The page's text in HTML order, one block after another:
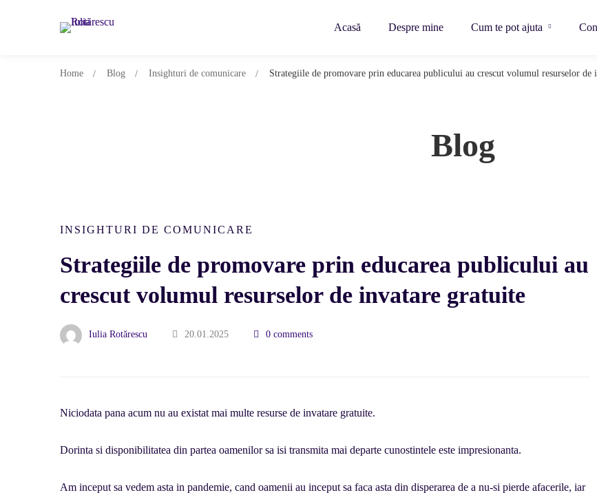
Acasă Despre mine Cum te pot ajuta
Blog
Home Blog Insighturi de comunicare Strategiile de promovare prin educarea publicului au crescut volumul resurselor de
INSIGHTURI DE COMUNICARE
Strategiile de promovare prin educarea publicului au
crescut volumul resurselor de invatare gratuite
Iulia Rotărescu 20.01.2025 0 comments
Niciodata pana acum nu au existat mai multe resurse de invatare gratuite.
Dorinta si disponibilitatea din partea oamenilor sa isi transmita mai departe cunostintele este impresionanta.
Am inceput sa vedem asta in pandemie, cand oamenii au inceput sa faca asta din disperarea de a nu-si pierde afacerile, iar